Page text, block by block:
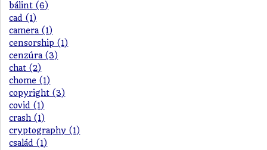
bálint (6)
cad (1)
camera (1)
censorship (1)
cenzúra (3)
chat (2)
chome (1)
copyright (3)
covid (1)
crash (1)
cryptography (1)
család (1)